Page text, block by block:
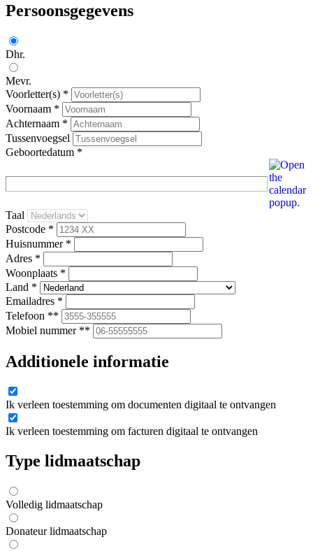
Persoonsgegevens
Dhr.
Mevr.
Voorletter(s) *
Voornaam *
Achternaam *
Tussenvoegsel
Geboortedatum *
Taal
Postcode *
Huisnummer *
Adres *
Woonplaats *
Land *
Emailadres *
Telefoon **
Mobiel nummer **
Additionele informatie
Ik verleen toestemming om documenten digitaal te ontvangen
Ik verleen toestemming om facturen digitaal te ontvangen
Type lidmaatschap
Volledig lidmaatschap
Donateur lidmaatschap